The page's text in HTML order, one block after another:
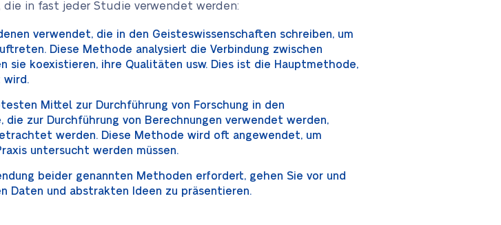
in fast jeder Studie verwendet werden:
verwendet, die in den Geisteswissenschaften schreiben, um
Diese Methode analysiert die Verbindung zwischen
sie koexistieren, ihre Qualitäten usw. Dies ist die Hauptmethode,
wird.
Mittel zur Durchführung von Forschung in den
die zur Durchführung von Berechnungen verwendet werden,
werden. Diese Methode wird oft angewendet, um
untersucht werden müssen.
beider genannten Methoden erfordert, gehen Sie vor und
Daten und abstrakten Ideen zu präsentieren.